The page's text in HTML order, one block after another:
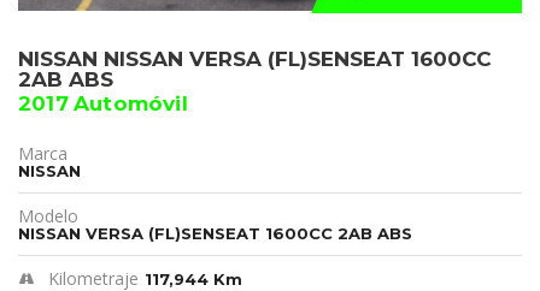
NISSAN NISSAN VERSA (FL)SENSEAT 1600CC
2AB ABS
2017 Automóvil
Marca
NISSAN
Modelo
NISSAN VERSA (FL)SENSEAT 1600CC 2AB ABS
Kilometraje 117,944 Km